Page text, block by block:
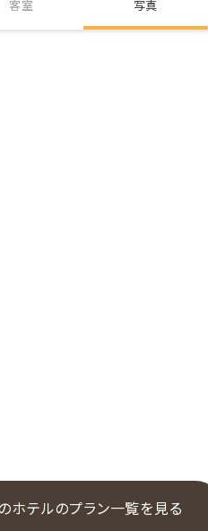
客室 写真
ホテルのプラン一覧を見る